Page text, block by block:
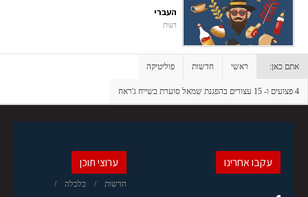
העברי
דעות
אתם כאן: ראשי חדשות פוליטיקה
4 פצועים ו- 15 עצורים בהפגנת שמאל סוערת בשייח ג'ראח
ערוצי תוכן
חדשות כלכלה
עקבו אחרינו